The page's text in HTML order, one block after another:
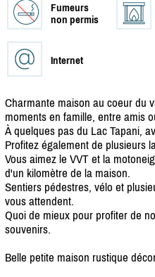
Fumeurs
non permis
Internet
Charmante maison au coeur du
moments en famille, entre amis
À quelques pas du Lac Tapani,
Profitez également de plusieurs
Vous aimez le VVT et la
d'un kilomètre de la maison.
Sentiers pédestres, vélo et
vous attendent.
Quoi de mieux pour profiter de
souvenirs.
Belle petite maison rustique